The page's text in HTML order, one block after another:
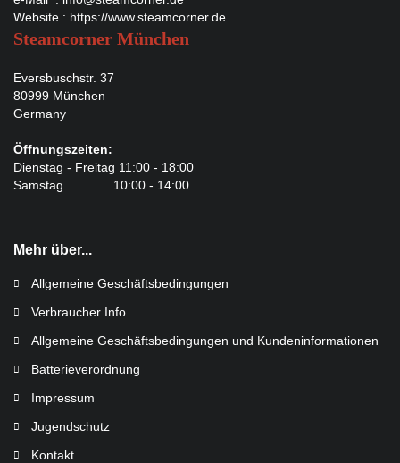
Website : https://www.steamcorner.de
Steamcorner München
Eversbuschstr. 37
80999 München
Germany
Öffnungszeiten:
Dienstag - Freitag 11:00 - 18:00
Samstag 10:00 - 14:00
Mehr über...
Allgemeine Geschäftsbedingungen
Verbraucher Info
Allgemeine Geschäftsbedingungen und Kundeninformationen
Batterieverordnung
Impressum
Jugendschutz
Kontakt